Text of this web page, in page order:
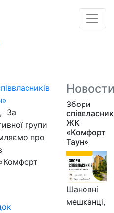
За
групи
про
Новости
Збори
ЖК
«Комфорт
Таун»
Шановні
мешканці,